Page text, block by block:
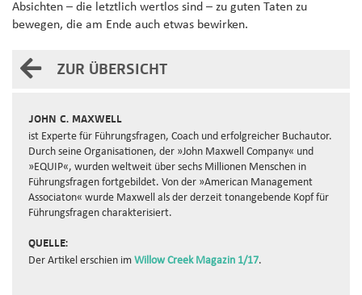
ZUR ÜBERSICHT
JOHN C. MAXWELL
ist Experte für Führungsfragen, Coach und erfolgreicher Buchautor.
Durch seine Organisationen, der »John Maxwell Company« und
»EQUIP«, wurden weltweit über sechs Millionen Menschen in
Führungsfragen fortgebildet. Von der »American Management
Associaton« wurde Maxwell als der derzeit tonangebende Kopf für
Führungsfragen charakterisiert.
QUELLE:
Der Artikel erschien im Willow Creek Magazin 1/17.
Absichten – die letztlich wertlos sind – zu guten Taten zu
bewegen, die am Ende auch etwas bewirken.